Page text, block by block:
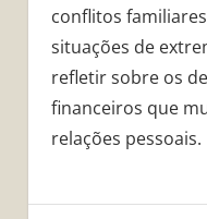
conflitos
situações de
refletir sobre os
financeiros que
relações pessoais.